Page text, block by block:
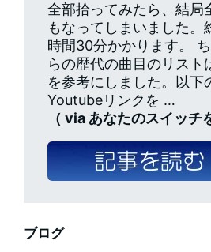
全部拾ってみたら、結局
もなってしまいました。
時間30分かかります。
らの歴代の曲目のリスト
を参考にしました。以下
Youtubeリンクを …
（ via あなたのスイッチ
ブログ